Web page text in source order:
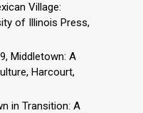
Village:
of Illinois Press,
Middletown: A
Harcourt,
in Transition: A